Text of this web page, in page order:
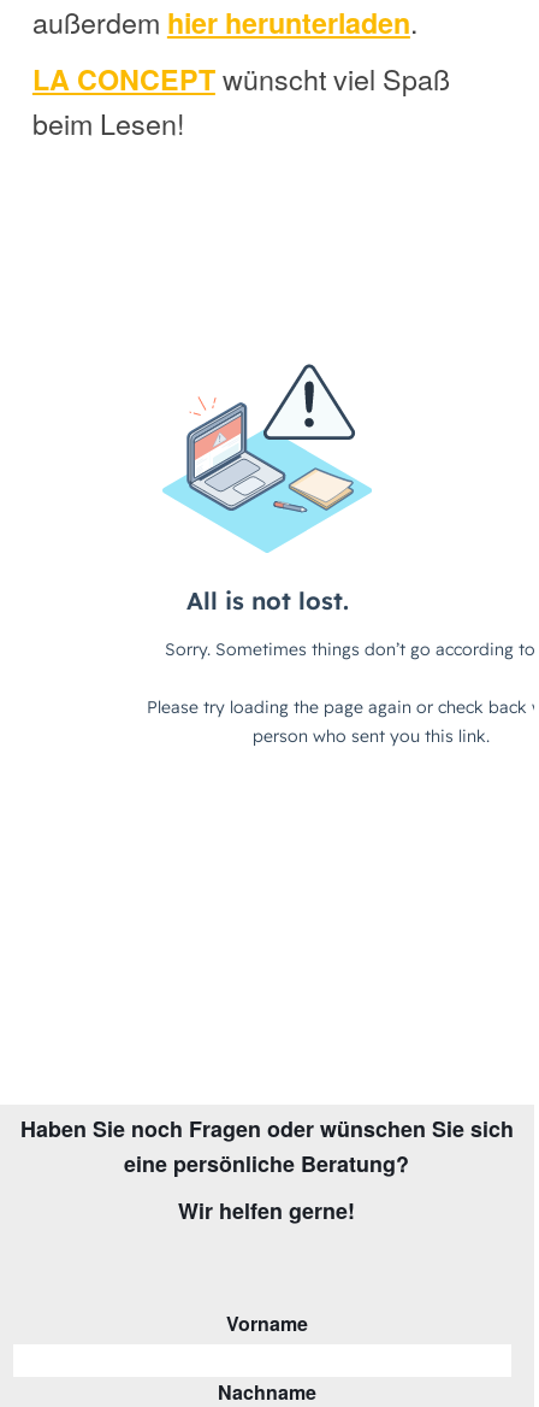
außerdem hier herunterladen.
LA CONCEPTwünscht viel Spaß
beim Lesen!
Haben Sie noch Fragen oder wünschen Sie sich
eine persönliche Beratung?
Wir helfen gerne!
Vorname
Nachname